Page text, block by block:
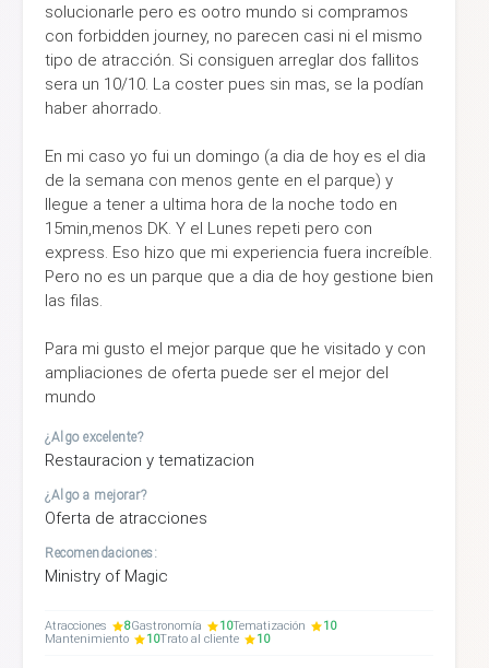
solucionarle pero es ootro mundo si compramos
con forbidden journey, no parecen casi ni el mismo
tipo de atracción. Si consiguen arreglar dos fallitos
sera un 10/10. La coster pues sin mas, se la podían
haber ahorrado.
En mi caso yo fui un domingo (a dia de hoy es el dia
de la semana con menos gente en el parque) y
llegue a tener a ultima hora de la noche todo en
15min,menos DK. Y el Lunes repeti pero con
express. Eso hizo que mi experiencia fuera increíble.
Pero no es un parque que a dia de hoy gestione bien
las filas.
Para mi gusto el mejor parque que he visitado y con
ampliaciones de oferta puede ser el mejor del
mundo
¿Algo excelente?
Restauracion y tematizacion
¿Algo a mejorar?
Oferta de atracciones
Recomendaciones:
Ministry of Magic
Atracciones 8Gastronomía 10Tematización
10
Mantenimiento
10Trato al cliente 10